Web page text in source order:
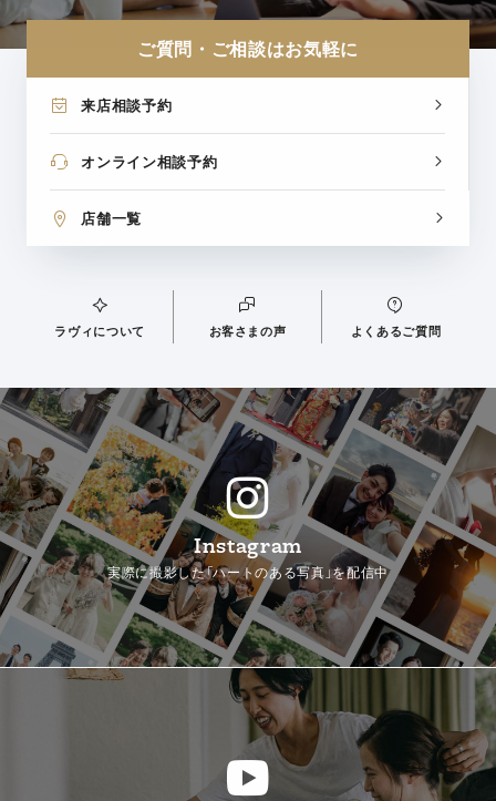
ご質問・ご相談はお気軽に
来店相談予約
オンライン相談予約
店舗一覧
ラヴィについて お客さまの声 よくあるご質問
Instagram
実際に撮影した「ハートのある写真」を配信中